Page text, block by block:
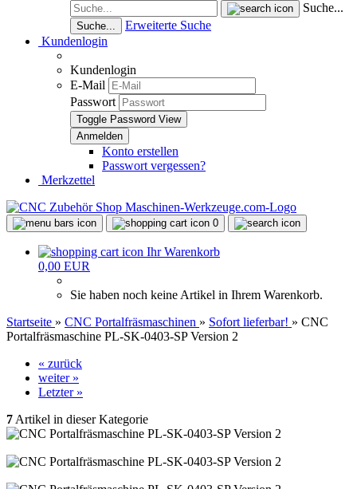
Suche...
Suche...
Erweiterte Suche
Kundenlogin
Kundenlogin
E-Mail
Passwort
Toggle Password View
Konto erstellen
Passwort vergessen?
Merkzettel
0
Ihr Warenkorb
0,00 EUR
Sie haben noch keine Artikel in Ihrem Warenkorb.
Startseite » CNC Portalfräsmaschinen » Sofort lieferbar! » CNC
Portalfräsmaschine PL-SK-0403-SP Version 2
« zurück
weiter »
Letzter »
7 Artikel in dieser Kategorie